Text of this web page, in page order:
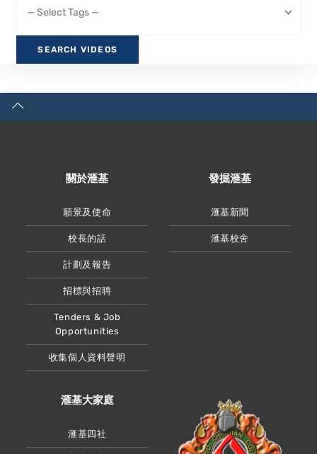
關於滙基
願景及使命
校長的話
計劃及報告
招標與招聘
Tenders & Job
Opportunities
收集個人資料聲明
發掘滙基
滙基新聞
滙基校舍
滙基大家庭
滙基四社